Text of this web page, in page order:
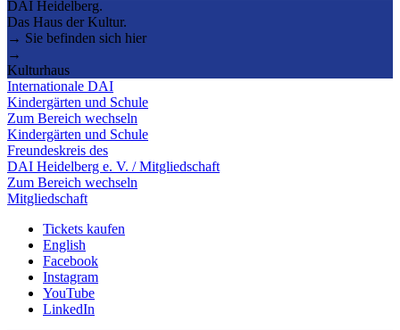
DAI Heidelberg.
Das Haus der Kultur.
→ Sie befinden sich hier
→
Kulturhaus
Internationale DAI
Kindergärten und Schule
Zum Bereich wechseln
Kindergärten und Schule
Freundeskreis des
DAI Heidelberg e. V. / Mitgliedschaft
Zum Bereich wechseln
Mitgliedschaft
Tickets kaufen
English
Facebook
Instagram
YouTube
LinkedIn